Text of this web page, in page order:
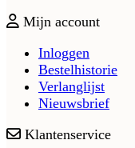
Mijn account
Inloggen
Bestelhistorie
Verlanglijst
Nieuwsbrief
Klantenservice